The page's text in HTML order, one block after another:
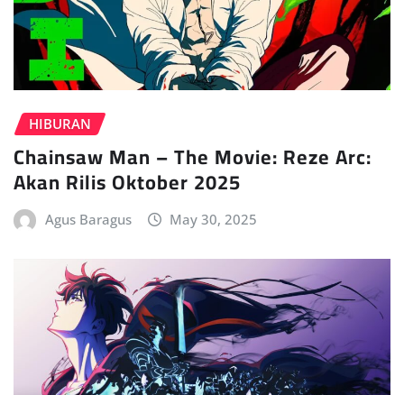
HIBURAN
Chainsaw Man – The Movie: Reze Arc:
Akan Rilis Oktober 2025
Agus Baragus May 30, 2025